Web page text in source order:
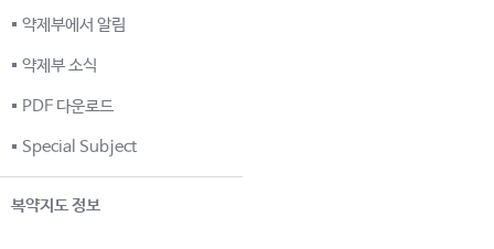
약제부에서 알림
약제부 소식
PDF 다운로드
Special Subject
복약지도 정보